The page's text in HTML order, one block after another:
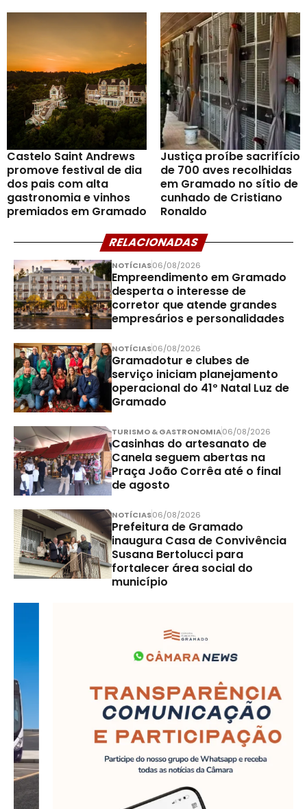
Castelo Saint Andrews
promove festival de dia
dos pais com alta
gastronomia e vinhos
premiados em Gramado
Justiça proíbe sacrifício
de 700 aves recolhidas
em Gramado no sítio de
cunhado de Cristiano
Ronaldo
RELACIONADAS
NOTÍCIAS06/08/2026
Empreendimento em Gramado
desperta o interesse de
corretor que atende grandes
empresários e personalidades
NOTÍCIAS06/08/2026
Gramadotur e clubes de
serviço iniciam planejamento
operacional do 41º Natal Luz de
Gramado
TURISMO & GASTRONOMIA06/08/2026
Casinhas do artesanato de
Canela seguem abertas na
Praça João Corrêa até o final
de agosto
NOTÍCIAS06/08/2026
Prefeitura de Gramado
inaugura Casa de Convivência
Susana Bertolucci para
fortalecer área social do
município